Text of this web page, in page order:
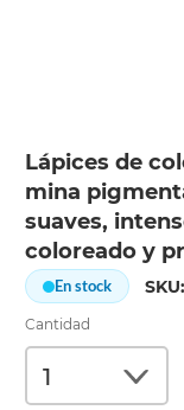
Lápices de
mina
suaves,
coloreado y
En stock
Cantidad